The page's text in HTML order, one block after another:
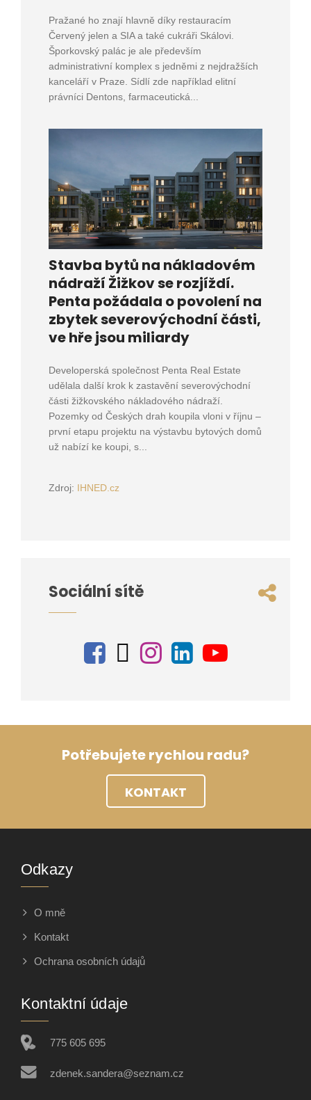
Pražané ho znají hlavně díky restauracím
Červený jelen a SIA a také cukráři Skálovi.
Šporkovský palác je ale především
administrativní komplex s jedněmi z nejdražších
kanceláří v Praze. Sídlí zde například elitní
právníci Dentons, farmaceutická...
Stavba bytů na nákladovém
nádraží Žižkov se rozjíždí.
Penta požádala o povolení na
zbytek severovýchodní části,
ve hře jsou miliardy
Developerská společnost Penta Real Estate
udělala další krok k zastavění severovýchodní
části žižkovského nákladového nádraží.
Pozemky od Českých drah koupila vloni v říjnu –
první etapu projektu na výstavbu bytových domů
už nabízí ke koupi, s...
Zdroj: IHNED.cz
Sociální sítě
Potřebujete rychlou radu?
KONTAKT
Odkazy
O mně
Kontakt
Ochrana osobních údajů
Kontaktní údaje
775 605 695
zdenek.sandera@seznam.cz